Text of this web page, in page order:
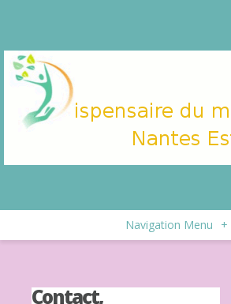
Navigation Menu +
Contact,